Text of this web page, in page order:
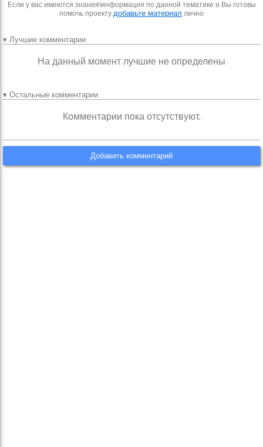
Если у вас имеются знания\информация по данной тематике и Вы готовы
помочь проекту добавьте материал лично
▾ Лучшие комментарии
На данный момент лучшие не определены
▾ Остальные комментарии
Комментарии пока отсутствуют.
Добавить комментарий